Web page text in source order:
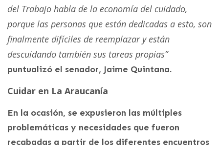
del Trabajo habla de la economía del cuidado,
porque las personas que están dedicadas a esto, son
finalmente difíciles de reemplazar y están
descuidando también sus tareas propias”
puntualizó el senador, Jaime Quintana.
Cuidar en La Araucanía
En la ocasión, se expusieron las múltiples
problemáticas y necesidades que fueron
recabadas a partir de los diferentes encuentros